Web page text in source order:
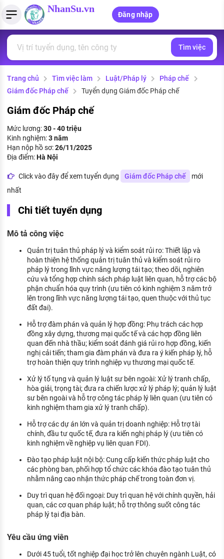
NhanSu.vn
Đăng nhập
Tìm việc làm
Việc làm ngành luật
Việc làm tốt nhất
CÔNG TY
Danh sách nhà tuyển dụng
Quản lý CV
Tải CV lên
MẪU CV THEO STYLE
Mẫu CV đơn giản
Mẫu CV hiện đại
Tính lương Gross - Net
Tính thuế thu nhập cá nhân
PHÁP LUẬT VIỆT NAM
Văn bản pháp luật
Chính sách mới
PHÁP LUẬT LAO ĐỘNG
Lao động và tiền lương
Bảo hiểm và phúc lợi
Thuế thu nhập
Chính sách lao động
KHÁM PHÁ NGHỀ NGHIỆP
Tử vi nghề nghiệp
Kỹ năng nghề nghiệp
HƯỚNG NGHIỆP VIỆC LÀM
Đặc trưng từng nghề
Xu hướng việc làm
XÂY DỰNG VÀ PHÁT TRIỂN ĐỘI NGŨ
NHÂN SỰ
TUYỂN DỤNG VIỆC LÀM
Tìm việc
Trang chủ Tìm việc làm Luật/Pháp lý
Pháp chế
Giám đốc Pháp chế
Tuyển dụng Giám đốc Pháp chế
Giám đốc Pháp chế
Mức lương:30 - 40 triệu
Kinh nghiệm:3 năm
Hạn nộp hồ sơ:26/11/2025
Địa điểm:Hà Nội
Click vào đây để xem tuyển dụng Giám đốc Pháp chế
mới
nhất
Chi tiết tuyển dụng
Mô tả công việc
Quản trị tuân thủ pháp lý và kiểm soát rủi ro: Thiết lập và
hoàn thiện hệ thống quản trị tuân thủ và kiểm soát rủi ro
pháp lý trong lĩnh vực năng lượng tái tạo; theo dõi, nghiên
cứu và tổng hợp chính sách pháp luật liên quan, hỗ trợ các bộ
phận chuẩn hóa quy trình (ưu tiên có kinh nghiệm 3 năm trở
lên trong lĩnh vực năng lượng tái tạo, quen thuộc với thủ tục
đất đai).
Hỗ trợ đàm phán và quản lý hợp đồng: Phụ trách các hợp
đồng xây dựng, thương mại quốc tế và các hợp đồng liên
quan đến nhà thầu; kiểm soát đánh giá rủi ro hợp đồng, kiến
nghị cải tiến; tham gia đàm phán và đưa ra ý kiến pháp lý, hỗ
trợ hoàn thiện quy trình nghiệp vụ thương mại quốc tế.
Xử lý tố tụng và quản lý luật sư bên ngoài: Xử lý tranh chấp,
hòa giải, trọng tài; đưa ra chiến lược xử lý pháp lý; quản lý luật
sư bên ngoài và hỗ trợ công tác pháp lý liên quan (ưu tiên có
kinh nghiệm tham gia xử lý tranh chấp).
Hỗ trợ các dự án lớn và quản trị doanh nghiệp: Hỗ trợ tài
chính, đầu tư quốc tế, đưa ra kiến nghị pháp lý (ưu tiên có
kinh nghiệm về nghiệp vụ liên quan FDI).
Đào tạo pháp luật nội bộ: Cung cấp kiến thức pháp luật cho
các phòng ban, phối hợp tổ chức các khóa đào tạo tuân thủ
nhằm nâng cao nhận thức pháp chế trong toàn đơn vị.
Duy trì quan hệ đối ngoại: Duy trì quan hệ với chính quyền, hải
quan, các cơ quan pháp luật; hỗ trợ thông suốt công tác
pháp lý tại địa bàn.
Yêu cầu ứng viên
Dưới 45 tuổi, tốt nghiệp đại học trở lên chuyên ngành Luật, có